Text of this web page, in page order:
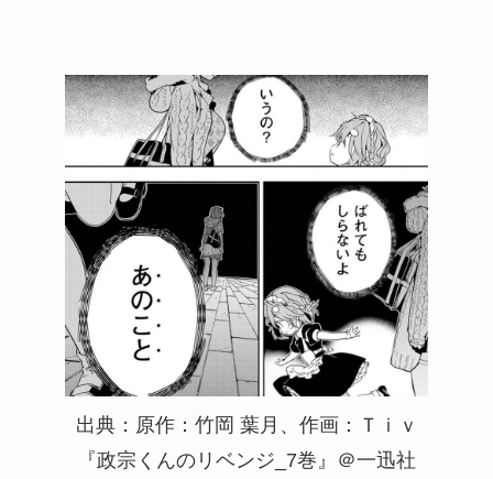
出典：原作：竹岡 葉月、作画：Ｔｉｖ
『政宗くんのリベンジ_7巻』＠一迅社